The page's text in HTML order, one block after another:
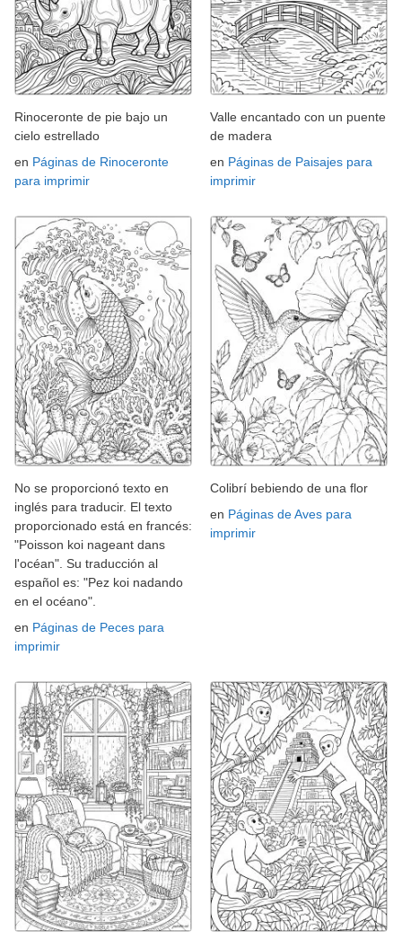
Rinoceronte de pie bajo un
cielo estrellado
en Páginas de Rinoceronte
para imprimir
Valle encantado con un puente
de madera
en Páginas de Paisajes para
imprimir
No se proporcionó texto en
inglés para traducir. El texto
proporcionado está en francés:
"Poisson koi nageant dans
l'océan". Su traducción al
español es: "Pez koi nadando
en el océano".
en Páginas de Peces para
imprimir
Colibrí bebiendo de una flor
en Páginas de Aves para
imprimir